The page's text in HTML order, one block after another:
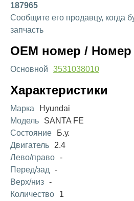
187965
Сообщите его продавцу, когда
запчасть
OEM номер / Номер
Основной 3531038010
Характеристики
Марка
Hyundai
Модель
SANTA FE
Состояние
Б.у.
Двигатель
2.4
Лево/право -
Перед/зад
-
Верх/низ -
Количество
1